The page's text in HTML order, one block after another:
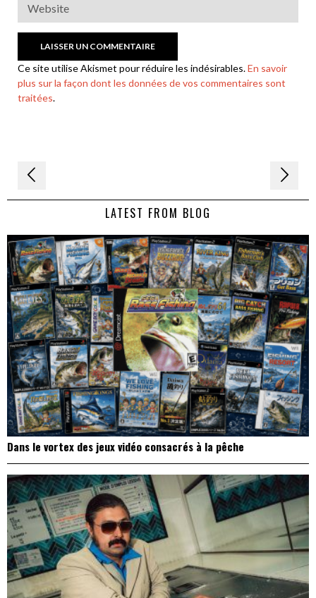
Ce site utilise Akismet pour réduire les indésirables.En savoir
plus sur la façon dont les données de vos commentaires sont
traitées.
Navigation
de LATEST FROM BLOG
Dans le vortex des jeux vidéo consacrés à la pêche